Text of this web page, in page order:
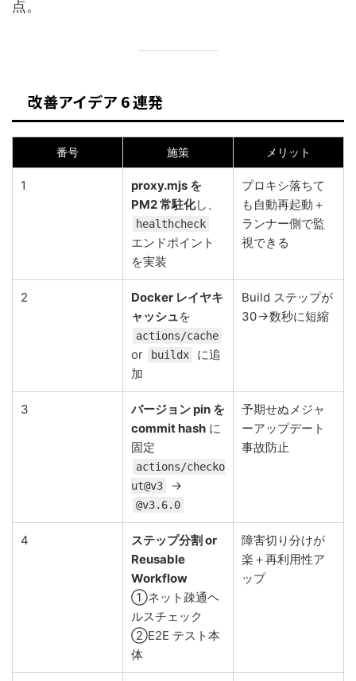
点。
改善アイデア 6 連発
番号 施策 メリット
1
proxy.mjs を
PM2 常駐化し、
healthcheck
エンドポイント
を実装
プロキシ落ちて
も自動再起動＋
ランナー側で監
視できる
2
Docker レイヤキ
ャッシュを
actions/cache
or buildx
に追
加
Build ステップが
30 → 数秒に短縮
3
バージョン pin を
commit hash に
固定
actions/checko
ut@v3
→
@v3.6.0
予期せぬメジャ
ーアップデート
事故防止
4
ステップ分割 or
Reusable
Workflow
①ネット疎通ヘ
ルスチェック
②E2E テスト本
体
障害切り分けが
楽＋再利用性ア
ップ